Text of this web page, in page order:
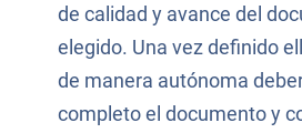
de calidad y avance del
elegido. Una vez definido
de manera autónoma
completo el documento y